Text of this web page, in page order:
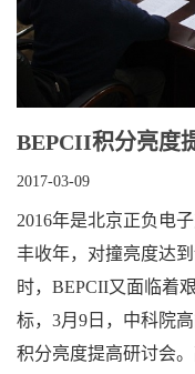
BEPCII积分亮度
2017-03-09
2016年是北京正负电
丰收年，对撞亮度达
时，BEPCII又面临着
标，3月9日，中科院
积分亮度提高研讨会